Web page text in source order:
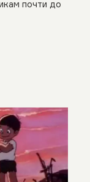
почти до